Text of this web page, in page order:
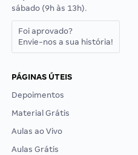
sábado (9h às 13h).
Foi aprovado?
Envie-nos a sua história!
PÁGINAS ÚTEIS
Depoimentos
Material Grátis
Aulas ao Vivo
Aulas Grátis